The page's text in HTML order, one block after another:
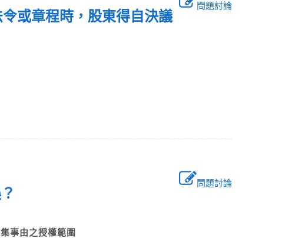
問題討論
或章程時，股東得自決議
問題討論
？
集事由之授權範圍